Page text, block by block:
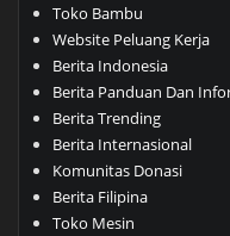
Toko Bambu
Website Peluang Kerja
Berita Indonesia
Berita Panduan Dan
Berita Trending
Berita Internasional
Komunitas Donasi
Berita Filipina
Toko Mesin